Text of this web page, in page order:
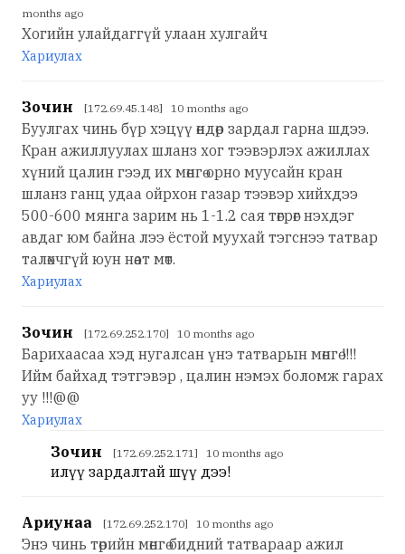
months ago
Хогийн улайдаггүй улаан хулгайч
Хариулах
Зочин [172.69.45.148] 10 months ago
Буулгах чинь бүр хэцүү өндөр зардал гарна шдээ.
Кран ажиллуулах шланз хог тээвэрлэх ажиллах
хүний цалин гээд их мөнгө орно муусайн кран
шланз ганц удаа ойрхон газар тээвэр хийхдээ
500-600 мянга зарим нь 1-1.2 сая төгрөг нэхдэг
авдаг юм байна лээ ёстой муухай тэгснээ татвар
талөхчгүй юун нөат мөт.
Хариулах
Зочин [172.69.252.170] 10 months ago
Барихаасаа хэд нугалсан үнэ татварын мөнгө !!!!
Ийм байхад тэтгэвэр , цалин нэмэх боломж гарах
уу !!!@@
Хариулах
Зочин [172.69.252.171] 10 months ago
илүү зардалтай шүү дээ!
Ариунаа [172.69.252.170] 10 months ago
Энэ чинь төрийн мөнгө бидний татвараар ажил